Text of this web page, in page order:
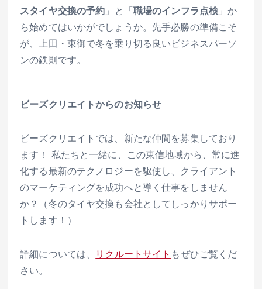
スタイヤ交換の予約 」と「職場のインフラ点検 」か
ら始めてはいかがでしょうか。先手必勝の準備こそ
が、上田・東御で冬を乗り切る良いビジネスパーソ
ンの鉄則です。
ビーズクリエイトからのお知らせ
ビーズクリエイトでは、新たな仲間を募集しており
ます！ 私たちと一緒に、この東信地域から、常に進
化する最新のテクノロジーを駆使し、クライアント
のマーケティングを成功へと導く仕事をしません
か？（冬のタイヤ交換も会社としてしっかりサポー
トします！）
詳細については、 リクルートサイト もぜひご覧くだ
さい。